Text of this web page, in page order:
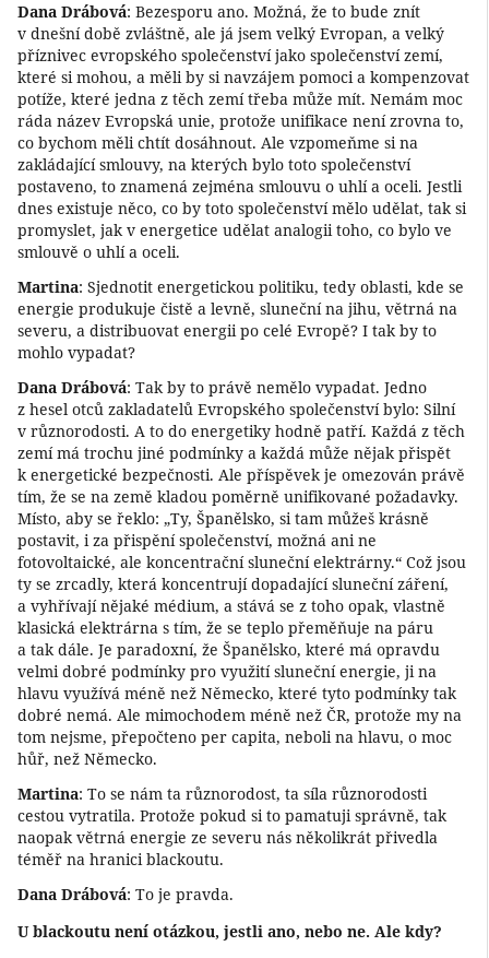
Dana Drábová: Bezesporu ano. Možná, že to bude znít
v dnešní době zvláštně, ale já jsem velký Evropan, a velký
příznivec evropského společenství jako společenství zemí,
které si mohou, a měli by si navzájem pomoci a kompenzovat
potíže, které jedna z těch zemí třeba může mít. Nemám moc
ráda název Evropská unie, protože unifikace není zrovna to,
co bychom měli chtít dosáhnout. Ale vzpomeňme si na
zakládající smlouvy, na kterých bylo toto společenství
postaveno, to znamená zejména smlouvu o uhlí a oceli. Jestli
dnes existuje něco, co by toto společenství mělo udělat, tak si
promyslet, jak v energetice udělat analogii toho, co bylo ve
smlouvě o uhlí a oceli.
Martina: Sjednotit energetickou politiku, tedy oblasti, kde se
energie produkuje čistě a levně, sluneční na jihu, větrná na
severu, a distribuovat energii po celé Evropě? I tak by to
mohlo vypadat?
Dana Drábová: Tak by to právě nemělo vypadat. Jedno
z hesel otců zakladatelů Evropského společenství bylo: Silní
v různorodosti. A to do energetiky hodně patří. Každá z těch
zemí má trochu jiné podmínky a každá může nějak přispět
k energetické bezpečnosti. Ale příspěvek je omezován právě
tím, že se na země kladou poměrně unifikované požadavky.
Místo, aby se řeklo: „Ty, Španělsko, si tam můžeš krásně
postavit, i za přispění společenství, možná ani ne
fotovoltaické, ale koncentrační sluneční elektrárny.“ Což jsou
ty se zrcadly, která koncentrují dopadající sluneční záření,
a vyhřívají nějaké médium, a stává se z toho opak, vlastně
klasická elektrárna s tím, že se teplo přeměňuje na páru
a tak dále. Je paradoxní, že Španělsko, které má opravdu
velmi dobré podmínky pro využití sluneční energie, ji na
hlavu využívá méně než Německo, které tyto podmínky tak
dobré nemá. Ale mimochodem méně než ČR, protože my na
tom nejsme, přepočteno per capita, neboli na hlavu, o moc
hůř, než Německo.
Martina: To se nám ta různorodost, ta síla různorodosti
cestou vytratila. Protože pokud si to pamatuji správně, tak
naopak větrná energie ze severu nás několikrát přivedla
téměř na hranici blackoutu.
Dana Drábová: To je pravda.
U blackoutu není otázkou, jestli ano, nebo ne. Ale kdy?